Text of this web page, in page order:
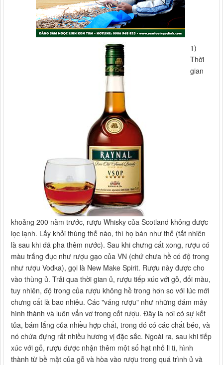
1)
Thời
gian
khoảng 200 năm trước, rượu Whisky của Scotland không được
lọc lạnh. Lấy khỏi thùng thế nào, thì họ bán như thế (tất nhiên
là sau khi đã pha thêm nước). Sau khi chưng cất xong, rượu có
màu trắng đục như rượu gạo của VN (chứ chưa hề có độ trong
như rượu Vodka), gọi là New Make Spirit. Rượu này được cho
vào thùng ủ. Trải qua thời gian ủ, rượu tiếp xúc với gỗ, đổi màu,
tuy nhiên, độ trong của rượu không hề trong hơn so với lúc mới
chưng cất là bao nhiêu. Các "váng rượu" như những đám mây
hình thành và luôn vẩn vơ trong cốt rượu. Đây là nơi có sự kết
tủa, bám lắng của nhiều hợp chất, trong đó có các chất béo, và
nó chứa đựng rất nhiều hương vị đặc sắc. Ngoài ra, sau khi tiếp
xúc với gỗ, rượu được nhận thêm một số hạt nhỏ li ti, hình
thành từ bề mặt của gỗ và hòa vào rượu trong quá trình ủ và